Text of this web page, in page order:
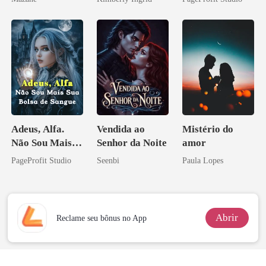
da Híbrida
Adeus, Alfa.
Não Sou Mais
Sua Bolsa de
PageProfit Studio
Vendida ao
Senhor da Noite
Seenbi
Mistério do
amor
Paula Lopes
Reclame seu bônus no App Abrir